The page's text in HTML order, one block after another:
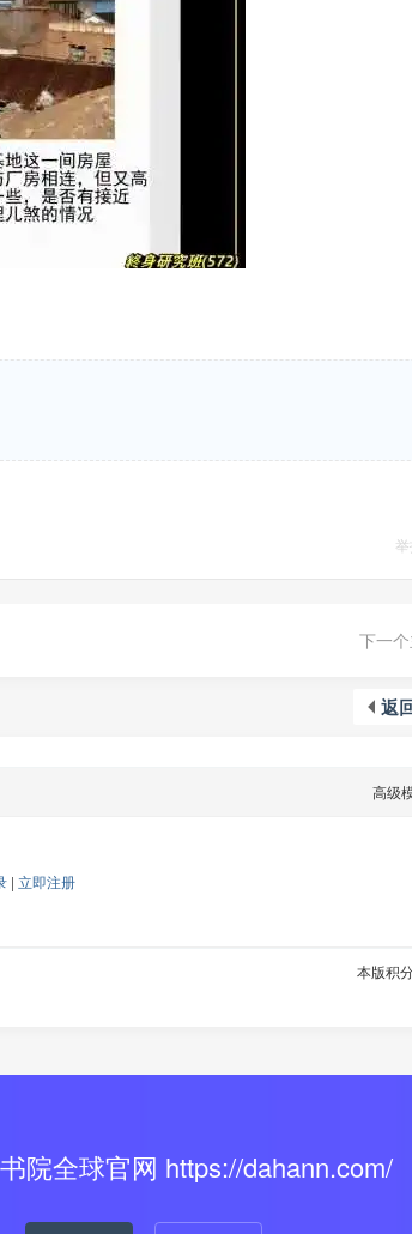
下一
返
高级
| 立即注册
本版积
院全球官网 https://dahann.com/